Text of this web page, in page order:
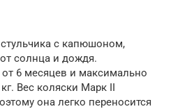
с капюшоном,
солнца и дождя.
от 6 месяцев и максимально
Вес коляски Марк II
она легко переносится